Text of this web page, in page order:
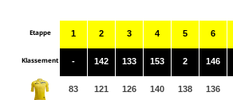
Etappe
Klassement
1
-
83
2
142
121
3
133
126
4
153
140
5
2
138
6
146
136